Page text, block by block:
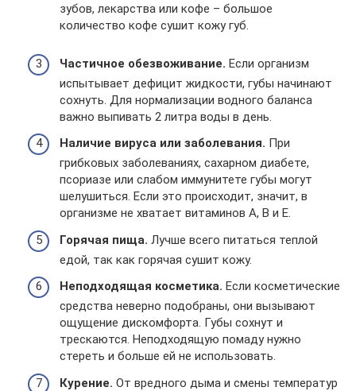
зубов, лекарства или кофе – большое
количество кофе сушит кожу губ.
Частичное обезвоживание. Если организм
испытывает дефицит жидкости, губы начинают
сохнуть. Для нормализации водного баланса
важно выпивать 2 литра воды в день.
Наличие вируса или заболевания. При
грибковых заболеваниях, сахарном диабете,
псориазе или слабом иммунитете губы могут
шелушиться. Если это происходит, значит, в
организме не хватает витаминов A, B и E.
Горячая пища. Лучше всего питаться теплой
едой, так как горячая сушит кожу.
Неподходящая косметика. Если косметические
средства неверно подобраны, они вызывают
ощущение дискомфорта. Губы сохнут и
трескаются. Неподходящую помаду нужно
стереть и больше ей не использовать.
Курение. От вредного дыма и смены температур